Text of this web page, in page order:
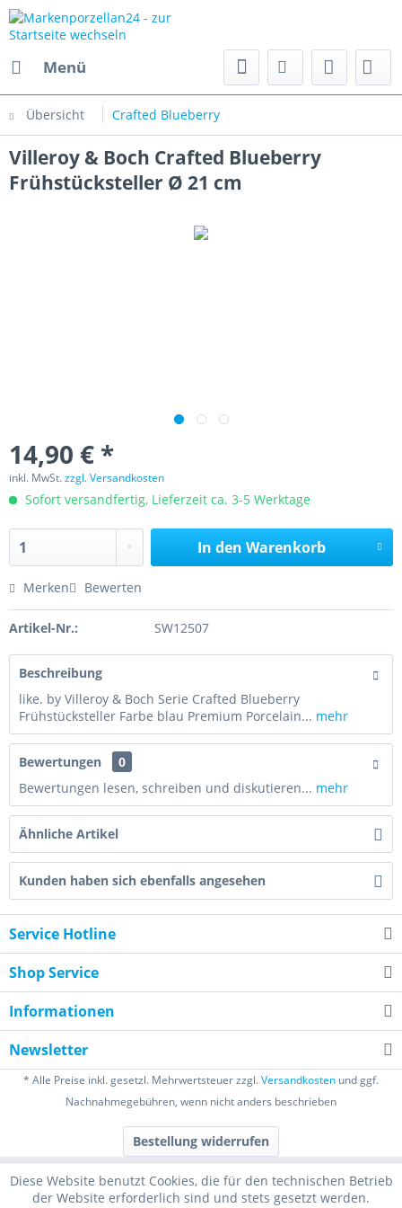
Menü
Übersicht Crafted Blueberry
Villeroy & Boch Crafted Blueberry
Frühstücksteller Ø 21 cm
14,90 € *
inkl. MwSt.zzgl. Versandkosten
Sofort versandfertig, Lieferzeit ca. 3-5 Werktage
In den Warenkorb
Merken Bewerten
Artikel-Nr.: SW12507
Beschreibung
like. by Villeroy & Boch Serie Crafted Blueberry
Frühstücksteller Farbe blau Premium Porcelain... mehr
Bewertungen
0
Bewertungen lesen, schreiben und diskutieren... mehr
Ähnliche Artikel
Kunden haben sich ebenfalls angesehen
Service Hotline
Shop Service
Informationen
Newsletter
* Alle Preise inkl. gesetzl. Mehrwertsteuer zzgl.Versandkosten und ggf.
Nachnahmegebühren, wenn nicht anders beschrieben
Bestellung widerrufen
Diese Website benutzt Cookies, die für den technischen Betrieb
der Website erforderlich sind und stets gesetzt werden.